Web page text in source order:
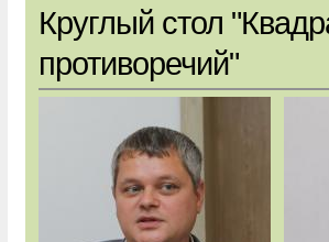
Круглый стол
противоречий"